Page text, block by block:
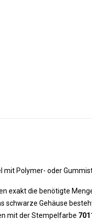
mit Polymer- oder
exakt die benötigte
Gehäuse
mit der Stempelfarbe